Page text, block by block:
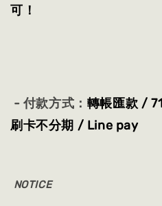
可！
- 付款方式： 轉帳匯款 /
刷卡不分期 / Line pay
NOTICE